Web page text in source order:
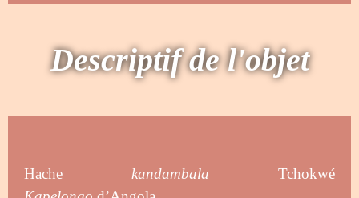
Descriptif de l'objet
Hache kandambala Tchokwé